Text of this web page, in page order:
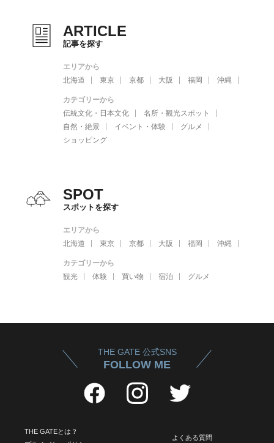
ARTICLE
記事を探す
エリアから
北海道
東京 京都 大阪 福岡 沖縄
カテゴリーから
伝統文化・日本文化
名所・観光スポット
自然・絶景
イベント・体験
グルメ
ショッピング
SPOT
スポットを探す
エリアから
北海道
東京 京都 大阪 福岡 沖縄
カテゴリーから
観光
体験 買い物 宿泊 グルメ
THE GATE 公式SNS
FOLLOW ME
THE GATEとは？
よくある質問